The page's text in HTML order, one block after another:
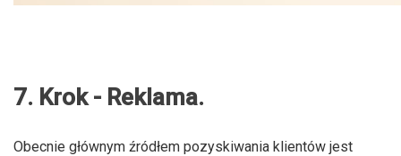
7. Krok - Reklama.
Obecnie głównym źródłem pozyskiwania klientów jest